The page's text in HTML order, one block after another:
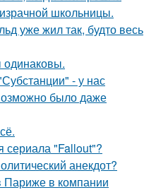
школьницы.
уже жил так, будто весь
одинаковы.
- у нас
было даже
сериала "Fallout"?
анекдот?
Париже в компании